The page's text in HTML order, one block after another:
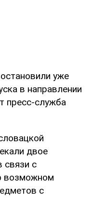
уже
в направлении
пресс-служба
двое
связи с
возможном
с